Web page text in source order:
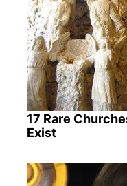
17 Rare
Exist